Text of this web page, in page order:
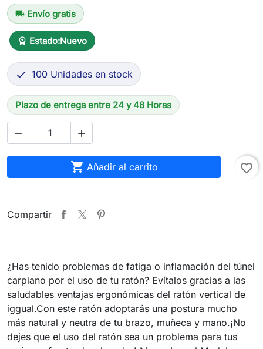
local_shipping Envío gratis
workspace_premium Estado:Nuevo
 100 Unidades en stock
Plazo de entrega entre 24 y 48 Horas
 
 Añadir al carrito favorite_border
Compartir
¿Has tenido problemas de fatiga o inflamación del túnel
carpiano por el uso de tu ratón? Evítalos gracias a las
saludables ventajas ergonómicas del ratón vertical de
iggual.Con este ratón adoptarás una postura mucho
más natural y neutra de tu brazo, muñeca y mano.¡No
dejes que el uso del ratón sea un problema para tus